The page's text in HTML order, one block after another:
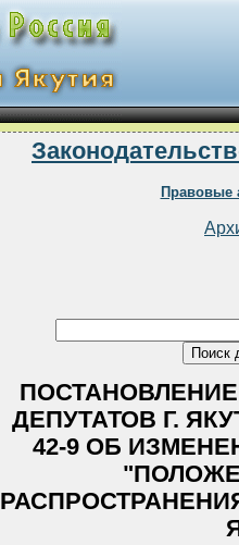
Правовые
ДЕПУТАТОВ Г.
42-9 ОБ